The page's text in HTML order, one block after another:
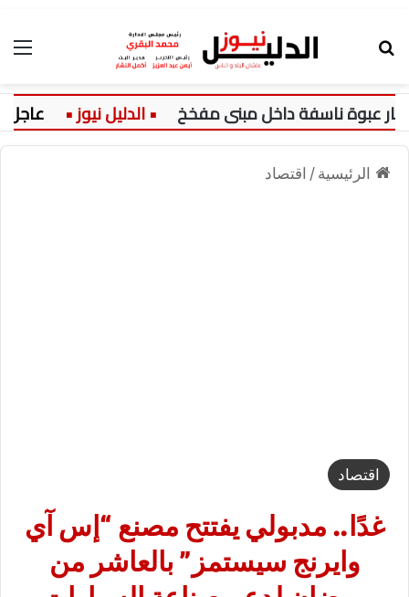
عبوة ناسفة داخل مبنى مفخخ عاجل:
الرئيسية / اقتصاد
اقتصاد
غدًا.. مدبولي يفتتح مصنع “إس آي
وايرنج سيستمز” بالعاشر من